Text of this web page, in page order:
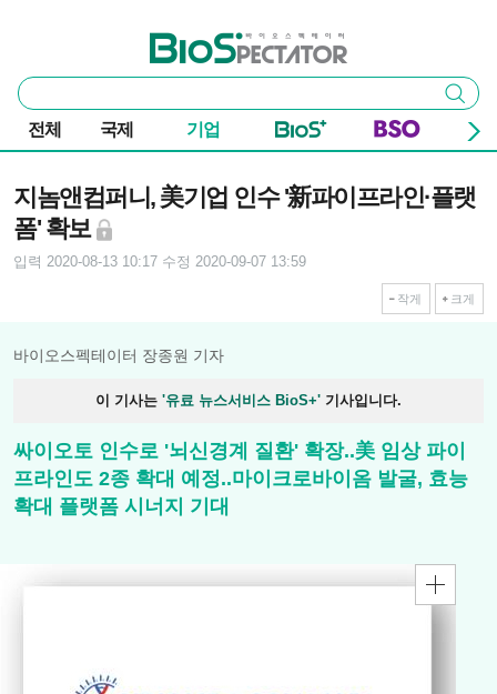
바이오스펙테이터
통
합
검
색
검색
전체 국제 기업
지놈앤컴퍼니, 美기업 인수 '新파이프라인·플랫
폼' 확보
입력 2020-08-13 10:17 수정 2020-09-07 13:59
작게 크게
바이오스펙테이터 장종원 기자
이 기사는 '유료 뉴스서비스 BioS+' 기사입니다.
싸이오토 인수로 '뇌신경계 질환' 확장..美 임상 파이
프라인도 2종 확대 예정..마이크로바이옴 발굴, 효능
확대 플랫폼 시너지 기대